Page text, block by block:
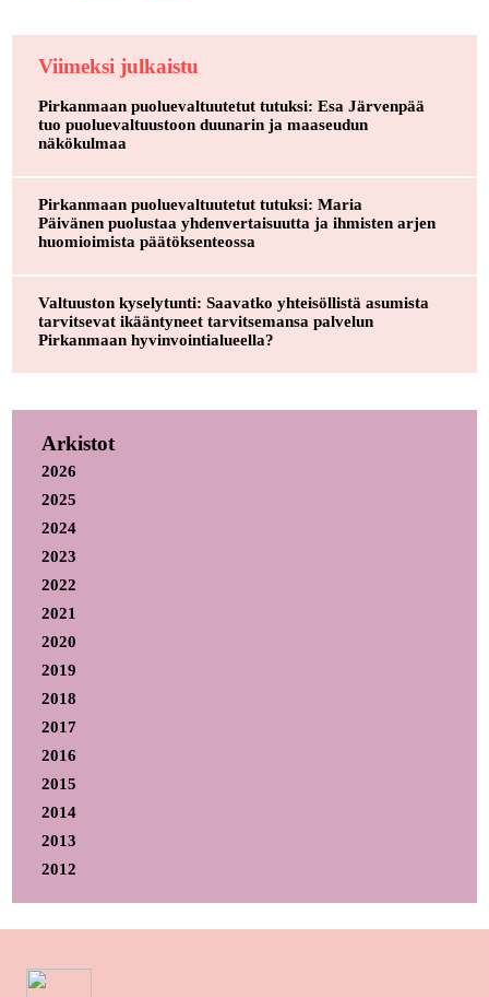
Viimeksi julkaistu
Pirkanmaan puoluevaltuutetut tutuksi: Esa Järvenpää
tuo puoluevaltuustoon duunarin ja maaseudun
näkökulmaa
Pirkanmaan puoluevaltuutetut tutuksi: Maria
Päivänen puolustaa yhdenvertaisuutta ja ihmisten arjen
huomioimista päätöksenteossa
Valtuuston kyselytunti: Saavatko yhteisöllistä asumista
tarvitsevat ikääntyneet tarvitsemansa palvelun
Pirkanmaan hyvinvointialueella?
Arkistot
2026
2025
2024
2023
2022
2021
2020
2019
2018
2017
2016
2015
2014
2013
2012